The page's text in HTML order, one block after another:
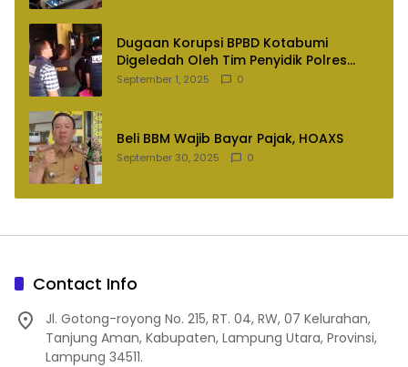
Dugaan Korupsi BPBD Kotabumi
Digeledah Oleh Tim Penyidik Polres
Lampung Utara
September 1, 2025 0
Beli BBM Wajib Bayar Pajak, HOAXS
September 30, 2025 0
Contact Info
Jl. Gotong-royong No. 215, RT. 04, RW, 07 Kelurahan,
Tanjung Aman, Kabupaten, Lampung Utara, Provinsi,
Lampung 34511.